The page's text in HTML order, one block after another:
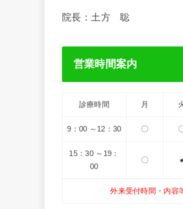
院長：土方 聡
営業時間案内
診療時間 月
9：00 ～12：30 〇
15：30 ～19：
00
〇 ●
外来受付時間・内容